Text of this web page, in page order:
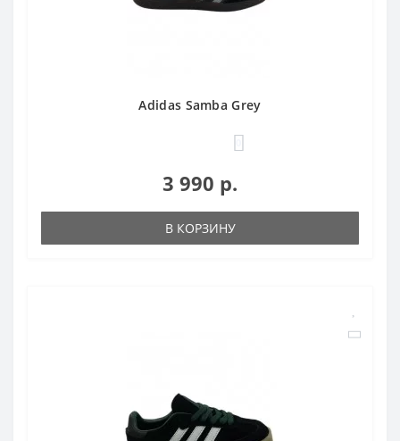
Adidas Samba Grey
3 990 р.
В КОРЗИНУ